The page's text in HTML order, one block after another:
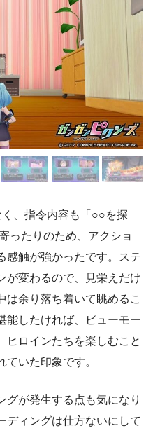
、指令内容も「○○を探
ったりのため、アクショ
感触が強かったです。ステ
が変わるので、見栄えだけ
は余り落ち着いて眺めるこ
能したければ、ビューモー
ヒロインたちを楽しむこと
いた印象です。
が発生する点も気になり
ディングは仕方ないにして